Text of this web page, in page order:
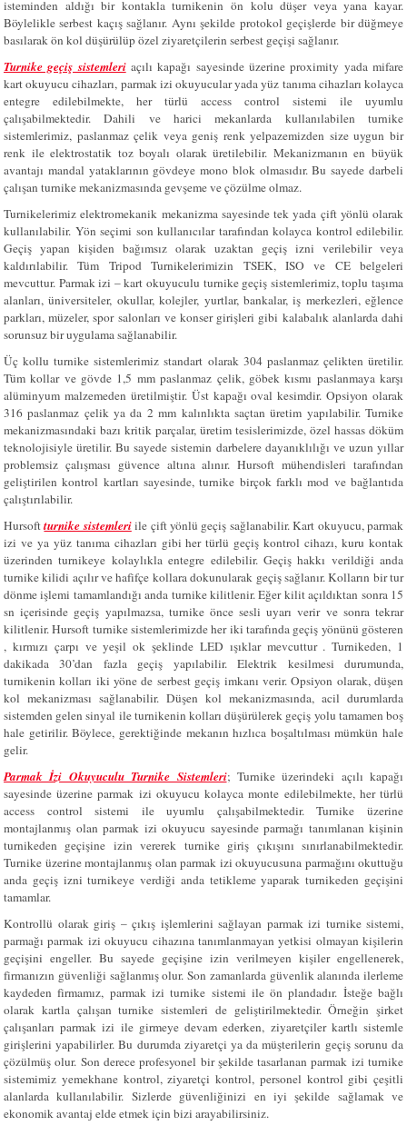
isteminden aldığı bir kontakla turnikenin ön kolu düşer veya yana kayar.
Böylelikle serbest kaçış sağlanır. Aynı şekilde protokol geçişlerde bir düğmeye
basılarak ön kol düşürülüp özel ziyaretçilerin serbest geçişi sağlanır.
Turnike geçiş sistemleriaçılı kapağı sayesinde üzerine proximity yada mifare
kart okuyucu cihazları, parmak izi okuyucular yada yüz tanıma cihazları kolayca
entegre edilebilmekte, her türlü access control sistemi ile uyumlu
çalışabilmektedir. Dahili ve harici mekanlarda kullanılabilen turnike
sistemlerimiz, paslanmaz çelik veya geniş renk yelpazemizden size uygun bir
renk ile elektrostatik toz boyalı olarak üretilebilir. Mekanizmanın en büyük
avantajı mandal yataklarının gövdeye mono blok olmasıdır. Bu sayede darbeli
çalışan turnike mekanizmasında gevşeme ve çözülme olmaz.
Turnikelerimiz elektromekanik mekanizma sayesinde tek yada çift yönlü olarak
kullanılabilir. Yön seçimi son kullanıcılar tarafından kolayca kontrol edilebilir.
Geçiş yapan kişiden bağımsız olarak uzaktan geçiş izni verilebilir veya
kaldırılabilir. Tüm Tripod Turnikelerimizin TSEK, ISO ve CE belgeleri
mevcuttur. Parmak izi – kart okuyuculu turnike geçiş sistemlerimiz, toplu taşıma
alanları, üniversiteler, okullar, kolejler, yurtlar, bankalar, iş merkezleri, eğlence
parkları, müzeler, spor salonları ve konser girişleri gibi kalabalık alanlarda dahi
sorunsuz bir uygulama sağlanabilir.
Üç kollu turnike sistemlerimiz standart olarak 304 paslanmaz çelikten üretilir.
Tüm kollar ve gövde 1,5 mm paslanmaz çelik, göbek kısmı paslanmaya karşı
alüminyum malzemeden üretilmiştir. Üst kapağı oval kesimdir. Opsiyon olarak
316 paslanmaz çelik ya da 2 mm kalınlıkta saçtan üretim yapılabilir. Turnike
mekanizmasındaki bazı kritik parçalar, üretim tesislerimizde, özel hassas döküm
teknolojisiyle üretilir. Bu sayede sistemin darbelere dayanıklılığı ve uzun yıllar
problemsiz çalışması güvence altına alınır. Hursoft mühendisleri tarafından
geliştirilen kontrol kartları sayesinde, turnike birçok farklı mod ve bağlantıda
çalıştırılabilir.
Hursoftturnike sistemleriile çift yönlü geçiş sağlanabilir. Kart okuyucu, parmak
izi ve ya yüz tanıma cihazları gibi her türlü geçiş kontrol cihazı, kuru kontak
üzerinden turnikeye kolaylıkla entegre edilebilir. Geçiş hakkı verildiği anda
turnike kilidi açılır ve hafifçe kollara dokunularak geçiş sağlanır. Kolların bir tur
dönme işlemi tamamlandığı anda turnike kilitlenir. Eğer kilit açıldıktan sonra 15
sn içerisinde geçiş yapılmazsa, turnike önce sesli uyarı verir ve sonra tekrar
kilitlenir. Hursoft turnike sistemlerimizde her iki tarafında geçiş yönünü gösteren
, kırmızı çarpı ve yeşil ok şeklinde LED ışıklar mevcuttur . Turnikeden, 1
dakikada 30’dan fazla geçiş yapılabilir. Elektrik kesilmesi durumunda,
turnikenin kolları iki yöne de serbest geçiş imkanı verir. Opsiyon olarak, düşen
kol mekanizması sağlanabilir. Düşen kol mekanizmasında, acil durumlarda
sistemden gelen sinyal ile turnikenin kolları düşürülerek geçiş yolu tamamen boş
hale getirilir. Böylece, gerektiğinde mekanın hızlıca boşaltılması mümkün hale
gelir.
Parmak İzi Okuyuculu Turnike Sistemleri; Turnike üzerindeki açılı kapağı
sayesinde üzerine parmak izi okuyucu kolayca monte edilebilmekte, her türlü
access control sistemi ile uyumlu çalışabilmektedir. Turnike üzerine
montajlanmış olan parmak izi okuyucu sayesinde parmağı tanımlanan kişinin
turnikeden geçişine izin vererek turnike giriş çıkışını sınırlanabilmektedir.
Turnike üzerine montajlanmış olan parmak izi okuyucusuna parmağını okuttuğu
anda geçiş izni turnikeye verdiği anda tetikleme yaparak turnikeden geçişini
tamamlar.
Kontrollü olarak giriş – çıkış işlemlerini sağlayan parmak izi turnike sistemi,
parmağı parmak izi okuyucu cihazına tanımlanmayan yetkisi olmayan kişilerin
geçişini engeller. Bu sayede geçişine izin verilmeyen kişiler engellenerek,
firmanızın güvenliği sağlanmış olur. Son zamanlarda güvenlik alanında ilerleme
kaydeden firmamız, parmak izi turnike sistemi ile ön plandadır. İsteğe bağlı
olarak kartla çalışan turnike sistemleri de geliştirilmektedir. Örneğin şirket
çalışanları parmak izi ile girmeye devam ederken, ziyaretçiler kartlı sistemle
girişlerini yapabilirler. Bu durumda ziyaretçi ya da müşterilerin geçiş sorunu da
çözülmüş olur. Son derece profesyonel bir şekilde tasarlanan parmak izi turnike
sistemimiz yemekhane kontrol, ziyaretçi kontrol, personel kontrol gibi çeşitli
alanlarda kullanılabilir. Sizlerde güvenliğinizi en iyi şekilde sağlamak ve
ekonomik avantaj elde etmek için bizi arayabilirsiniz.